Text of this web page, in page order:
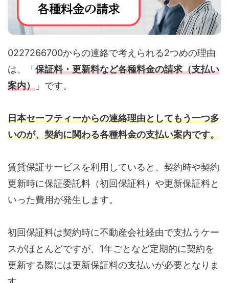
0227266700からの連絡で考えられる2つめの理由
は、「 保証料・更新料など各種料金の請求（支払い
案内） 」です。
日本セーフティーからの連絡理由としてもう一つ多
いのが、契約に関わる各種料金の支払い案内です。
賃貸保証サービスを利用していると、契約時や契約
更新時に保証委託料（初回保証料）や更新保証料と
いった費用が発生します。
初回保証料は契約時に不動産会社経由で支払うケー
スがほとんどですが、1年ごとなど定期的に契約を
更新する際には更新保証料の支払いが必要となりま